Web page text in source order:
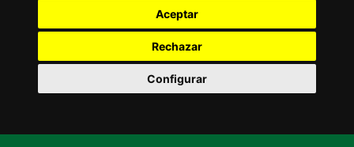
Aceptar
Rechazar
Configurar